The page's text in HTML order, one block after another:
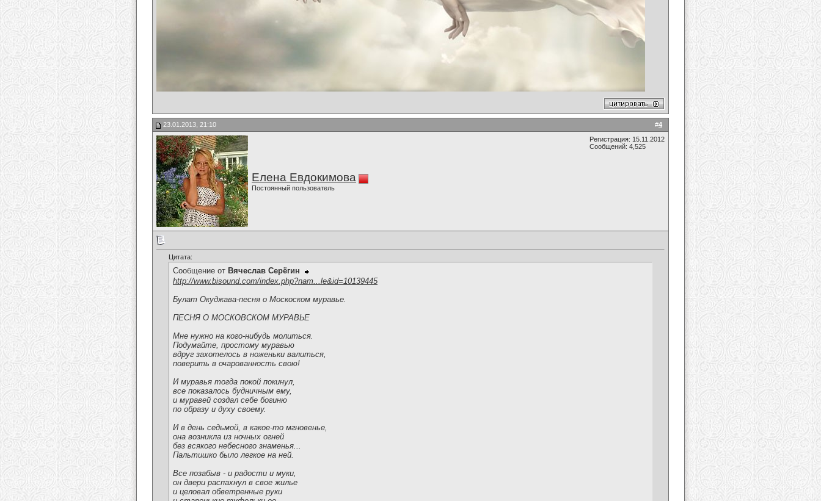
#4
23.01.2013, 21:10
Елена Евдокимова
Постоянный пользователь
Регистрация: 15.11.2012
Сообщений: 4,525
Цитата:
Сообщение от Вячеслав Серёгин
http://www.bisound.com/index.php?nam...le&id=10139445
Булат Окуджава-песня о Москоском муравье.
ПЕСНЯ О МОСКОВСКОМ МУРАВЬЕ
Мне нужно на кого-нибудь молиться.
Подумайте, простому муравью
вдруг захотелось в ноженьки валиться,
поверить в очарованность свою!
И муравья тогда покой покинул,
все показалось будничным ему,
и муравей создал себе богиню
по образу и духу своему.
И в день седьмой, в какое-то мгновенье,
она возникла из ночных огней
без всякого небесного знаменья...
Пальтишко было легкое на ней.
Все позабыв - и радости и муки,
он двери распахнул в свое жилье
и целовал обветренные руки